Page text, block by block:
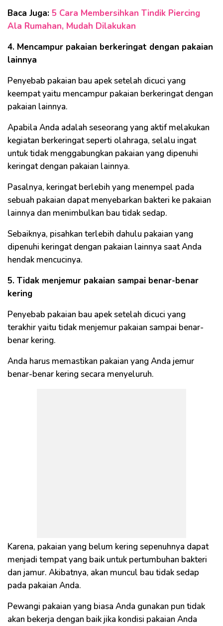
Baca Juga: 5 Cara Membersihkan Tindik Piercing
Ala Rumahan, Mudah Dilakukan
4. Mencampur pakaian berkeringat dengan pakaian
lainnya
Penyebab pakaian bau apek setelah dicuci yang
keempat yaitu mencampur pakaian berkeringat dengan
pakaian lainnya.
Apabila Anda adalah seseorang yang aktif melakukan
kegiatan berkeringat seperti olahraga, selalu ingat
untuk tidak menggabungkan pakaian yang dipenuhi
keringat dengan pakaian lainnya.
Pasalnya, keringat berlebih yang menempel pada
sebuah pakaian dapat menyebarkan bakteri ke pakaian
lainnya dan menimbulkan bau tidak sedap.
Sebaiknya, pisahkan terlebih dahulu pakaian yang
dipenuhi keringat dengan pakaian lainnya saat Anda
hendak mencucinya.
5. Tidak menjemur pakaian sampai benar-benar
kering
Penyebab pakaian bau apek setelah dicuci yang
terakhir yaitu tidak menjemur pakaian sampai benar-
benar kering.
Anda harus memastikan pakaian yang Anda jemur
benar-benar kering secara menyeluruh.
Karena, pakaian yang belum kering sepenuhnya dapat
menjadi tempat yang baik untuk pertumbuhan bakteri
dan jamur. Akibatnya, akan muncul bau tidak sedap
pada pakaian Anda.
Pewangi pakaian yang biasa Anda gunakan pun tidak
akan bekerja dengan baik jika kondisi pakaian Anda